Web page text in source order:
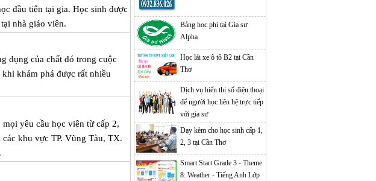
đầu tiên tại gia. Học sinh được
nhà giáo viên.
dụng của chất đó trong cuộc
khám phá được rất nhiều
yêu cầu học viên từ cấp 2,
khu vực TP. Vũng Tàu, TX.
Bảng học phí tại Gia sư
Alpha
Học lái xe ô tô B2 tại Cần
Thơ
Dịch vụ hiển thị số điện thoại
để người học liên hệ trực tiếp
với gia sư
Dạy kèm cho học sinh cấp 1,
2, 3 tại Cần Thơ
Smart Start Grade 3 - Theme
8: Weather - Tiếng Anh Lớp